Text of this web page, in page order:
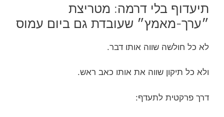
תיעדוף בלי דרמה: מטריצת
״ערך-מאמץ״ שעובדת גם ביום עמוס
לא כל חולשה שווה אותו דבר.
ולא כל תיקון שווה את אותו כאב ראש.
דרך פרקטית לתעדף: